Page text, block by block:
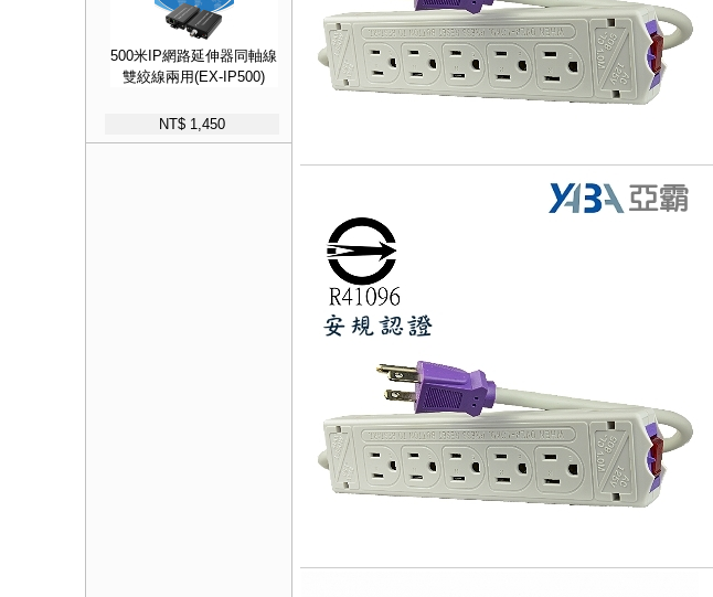
500米IP網路延伸器同軸線
雙絞線兩用(EX-IP500)
NT$ 1,450